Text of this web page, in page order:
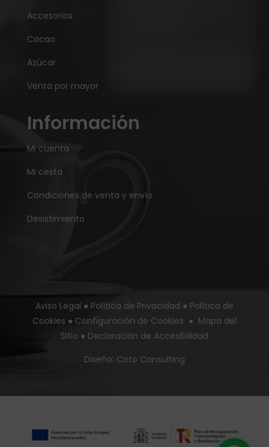
Accesorios
Cacao
Azúcar
Venta por mayor
Información
Mi cuenta
Mi cesta
Condiciones de venta y envío
Desistimiento
Aviso Legal ● Política de Privacidad ● Política de
Cookies ● Configuración de Cookies ● Mapa del
Sitio ● Declaración de Accesibilidad
Diseño: Coto Consulting